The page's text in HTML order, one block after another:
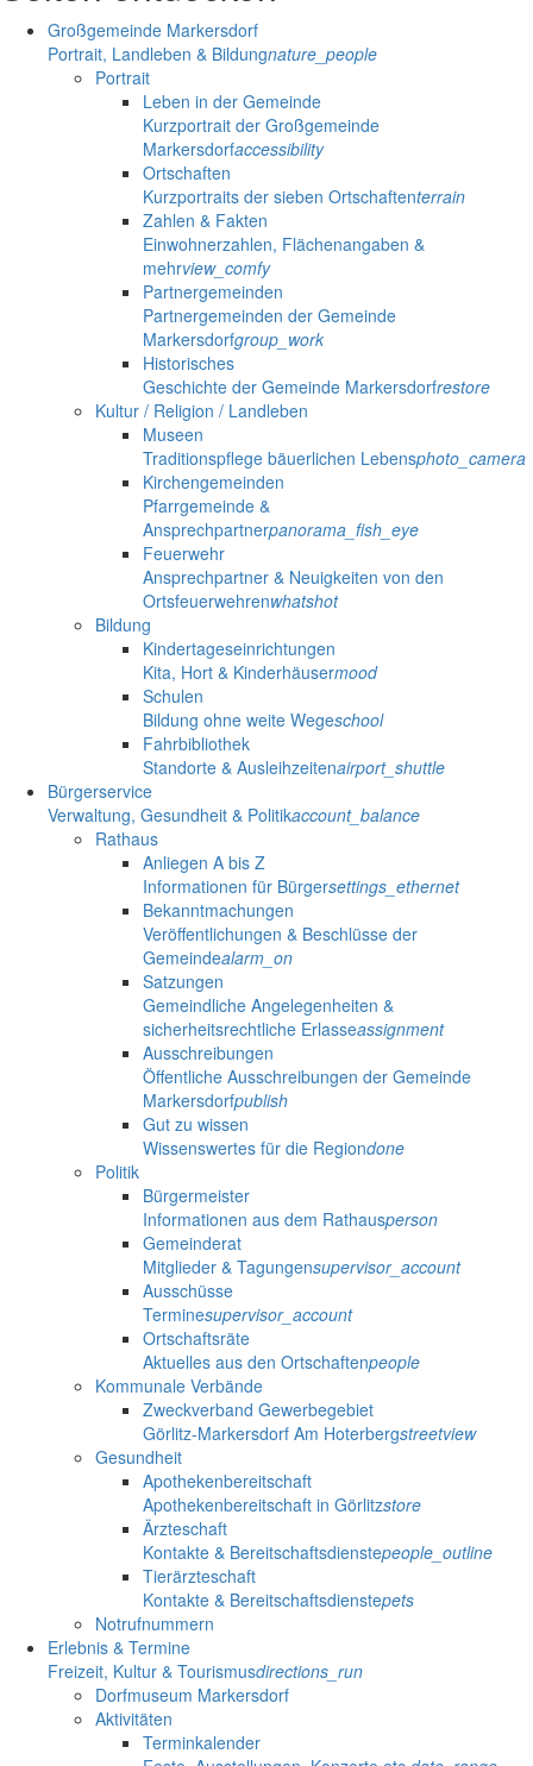
Großgemeinde Markersdorf
Portrait, Landleben & Bildungnature_people
Portrait
Leben in der Gemeinde
Kurzportrait der Großgemeinde
Markersdorfaccessibility
Ortschaften
Kurzportraits der sieben Ortschaftenterrain
Zahlen & Fakten
Einwohnerzahlen, Flächenangaben &
mehrview_comfy
Partnergemeinden
Partnergemeinden der Gemeinde
Markersdorfgroup_work
Historisches
Geschichte der Gemeinde Markersdorfrestore
Kultur / Religion / Landleben
Museen
Traditionspflege bäuerlichen Lebensphoto_camera
Kirchengemeinden
Pfarrgemeinde &
Ansprechpartnerpanorama_fish_eye
Feuerwehr
Ansprechpartner & Neuigkeiten von den
Ortsfeuerwehrenwhatshot
Bildung
Kindertageseinrichtungen
Kita, Hort & Kinderhäusermood
Schulen
Bildung ohne weite Wegeschool
Fahrbibliothek
Standorte & Ausleihzeitenairport_shuttle
Bürgerservice
Verwaltung, Gesundheit & Politikaccount_balance
Rathaus
Anliegen A bis Z
Informationen für Bürgersettings_ethernet
Bekanntmachungen
Veröffentlichungen & Beschlüsse der
Gemeindealarm_on
Satzungen
Gemeindliche Angelegenheiten &
sicherheitsrechtliche Erlasseassignment
Ausschreibungen
Öffentliche Ausschreibungen der Gemeinde
Markersdorfpublish
Gut zu wissen
Wissenswertes für die Regiondone
Politik
Bürgermeister
Informationen aus dem Rathausperson
Gemeinderat
Mitglieder & Tagungensupervisor_account
Ausschüsse
Terminesupervisor_account
Ortschaftsräte
Aktuelles aus den Ortschaftenpeople
Kommunale Verbände
Zweckverband Gewerbegebiet
Görlitz-Markersdorf Am Hoterbergstreetview
Gesundheit
Apothekenbereitschaft
Apothekenbereitschaft in Görlitzstore
Ärzteschaft
Kontakte & Bereitschaftsdienstepeople_outline
Tierärzteschaft
Kontakte & Bereitschaftsdienstepets
Notrufnummern
Erlebnis & Termine
Freizeit, Kultur & Tourismusdirections_run
Dorfmuseum Markersdorf
Aktivitäten
Terminkalender